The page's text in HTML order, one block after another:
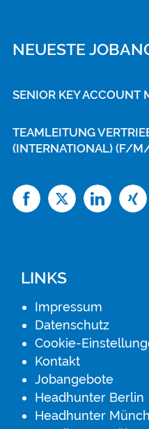
NEUESTE
SENIOR KEY
TEAMLEITUNG
(INTERNATIONAL) (F/
LINKS
Impressum
Datenschutz
Cookie-
Kontakt
Jobangebote
Headhunter Berlin
Headhunter